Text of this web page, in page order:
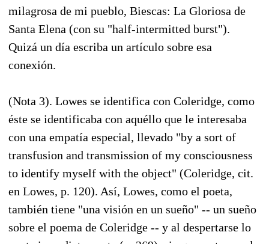
milagrosa de mi pueblo, Biescas: La Gloriosa de
Santa Elena (con su "half-intermitted burst").
Quizá un día escriba un artículo sobre esa
conexión.
(Nota 3). Lowes se identifica con Coleridge, como
éste se identificaba con aquéllo que le interesaba
con una empatía especial, llevado "by a sort of
transfusion and transmission of my consciousness
to identify myself with the object" (Coleridge, cit.
en Lowes, p. 120). Así, Lowes, como el poeta,
también tiene "una visión en un sueño" -- un sueño
sobre el poema de Coleridge -- y al despertarse lo